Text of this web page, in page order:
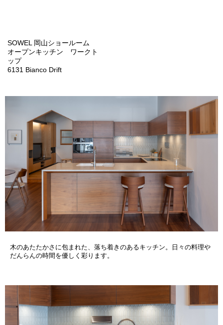
SOWEL 岡山ショールーム
オープンキッチン ワークト
ップ
6131 Bianco Drift
木のあたたかさに包まれた、落ち着きのあるキッチン。日々の料理や
だんらんの時間を優しく彩ります。